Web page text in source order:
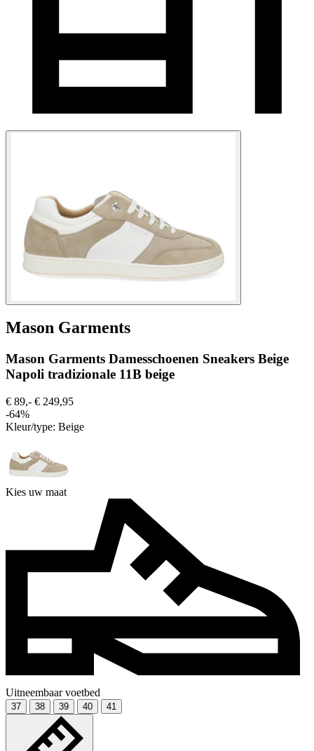
Mason Garments
Mason Garments Damesschoenen Sneakers Beige
Napoli tradizionale 11B beige
€ 89,- € 249,95
-64%
Kleur/type: Beige
Kies uw maat
Uitneembaar voetbed
37 38 39 40 41